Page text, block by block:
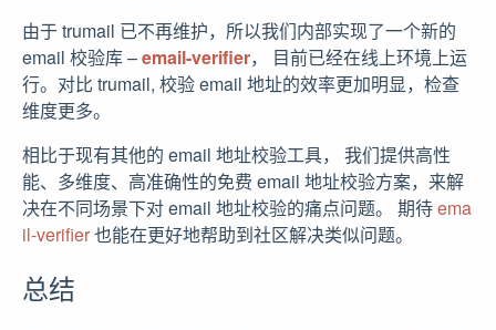
由于 trumail 已不再维护，所以我们内部实现了一个新的
email 校验库 –email-verifier， 目前已经在线上环境上运
行。对比 trumail, 校验 email 地址的效率更加明显，检查
维度更多。
相比于现有其他的 email 地址校验工具， 我们提供高性
能、多维度、高准确性的免费 email 地址校验方案，来解
决在不同场景下对 email 地址校验的痛点问题。 期待ema
il-verifier也能在更好地帮助到社区解决类似问题。
总结